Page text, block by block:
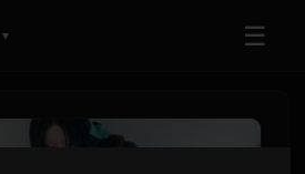
▼ ☰